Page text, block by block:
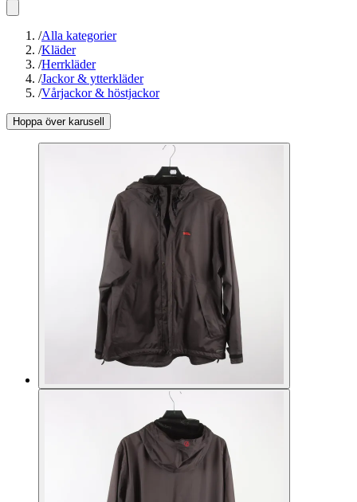
/Alla kategorier
/Kläder
/Herrkläder
/Jackor & ytterkläder
/Vårjackor & höstjackor
Hoppa över karusell